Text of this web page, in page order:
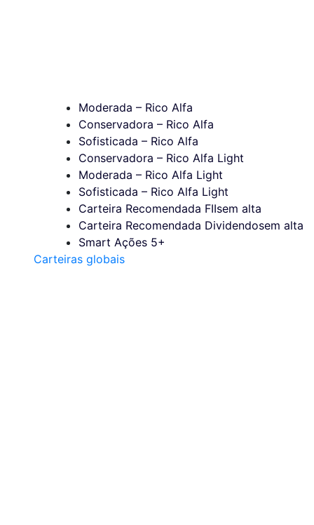
Moderada – Rico Alfa
Conservadora – Rico Alfa
Sofisticada – Rico Alfa
Conservadora – Rico Alfa Light
Moderada – Rico Alfa Light
Sofisticada – Rico Alfa Light
Carteira Recomendada FIIsem alta
Carteira Recomendada Dividendosem alta
Smart Ações 5+
Carteiras globais